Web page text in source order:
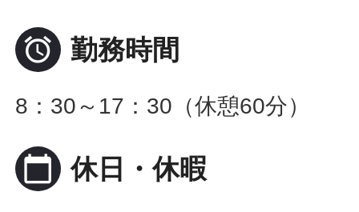
 勤務時間
8：30～17：30（休憩60分）
calendar_today 休日・休暇